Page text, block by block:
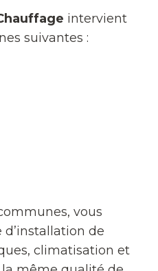
intervient
suivantes :
vous
d’installation de
climatisation et